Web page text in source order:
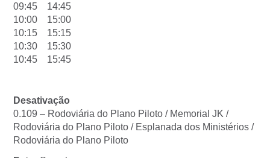
09:45 14:45
10:00 15:00
10:15 15:15
10:30 15:30
10:45 15:45
Desativação
0.109 – Rodoviária do Plano Piloto / Memorial JK /
Rodoviária do Plano Piloto / Esplanada dos Ministérios /
Rodoviária do Plano Piloto